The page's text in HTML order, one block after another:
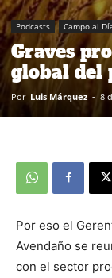
Podcasts Campo al
Graves
global del
Por Luis Márquez - 8
Por eso el
Avendaño se
con el sector